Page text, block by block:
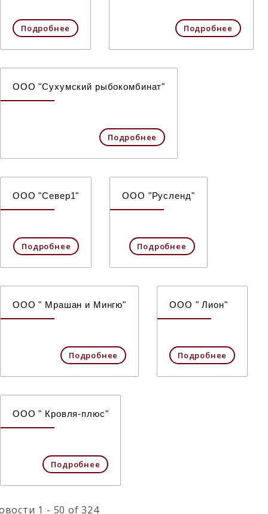
Подробнее Подробнее
ООО "Сухумский рыбокомбинат"
Подробнее
ООО "Север1"
Подробнее
ООО "Русленд"
Подробнее
ООО " Мрашан и Мингю"
Подробнее
ООО " Лион"
Подробнее
ООО " Кровля-плюс"
Подробнее
1 - 50 of 324